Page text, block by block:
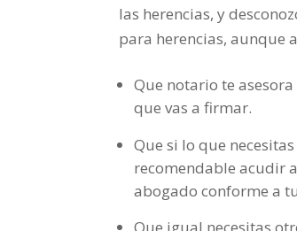
las herencias, y
para herencias, aunque
Que notario te
que vas a firmar.
Que si lo que
recomendable acudir
abogado conforme a
Que igual necesitas